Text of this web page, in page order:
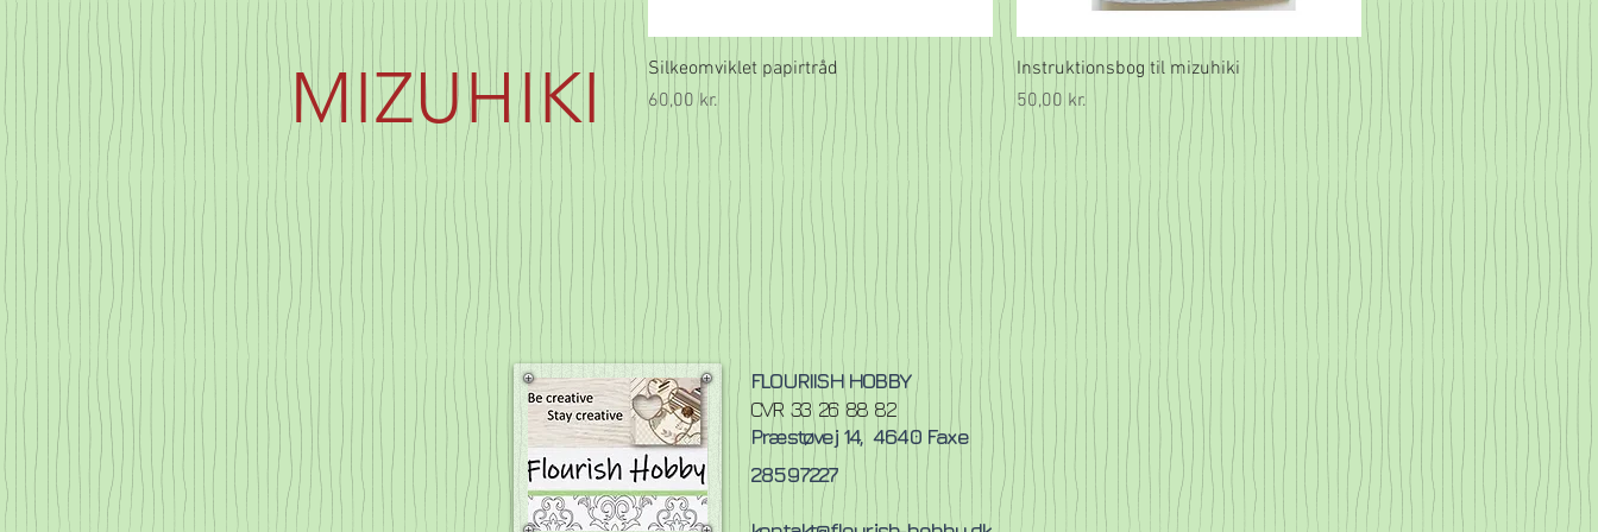
Hurtigvisning
Silkeomviklet papirtråd
Pris
60,00 kr.
Hurtigvisning
Instruktionsbog til mizuhiki
Pris
50,00 kr.
MIZUHIKI
CVR 33 26 88 82
FLOURIISH HOBBY
28597227
Præstøvej 14, 4640 Faxe